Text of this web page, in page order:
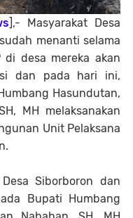
],- Masyarakat Desa
menanti selama
desa mereka akan
dan pada hari ini,
Hasundutan,
MH melaksanakan
Unit Pelaksana
Siborboron dan
Bupati Humbang